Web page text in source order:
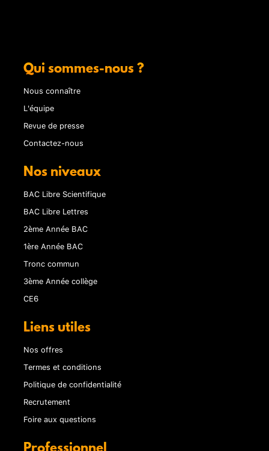
Qui sommes-nous ?
Nous connaître
L'équipe
Revue de presse
Contactez-nous
Nos niveaux
BAC Libre Scientifique
BAC Libre Lettres
2ème Année BAC
1ère Année BAC
Tronc commun
3ème Année collège
CE6
Liens utiles
Nos offres
Termes et conditions
Politique de confidentialité
Recrutement
Foire aux questions